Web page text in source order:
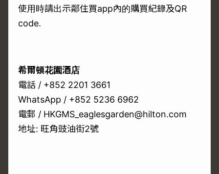
使用時請出示鄰住買app內的購買紀錄及QR
code.
希爾頓花園酒店
電話 / +852 2201 3661
WhatsApp / +852 5236 6962
電郵 / HKGMS_eaglesgarden@hilton.com
地址: 旺角豉油街2號